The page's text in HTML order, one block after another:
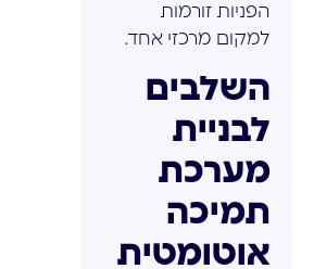
הפניות זורמות
למקום מרכזי אחד.
השלבים
לבניית
מערכת
תמיכה
אוטומטית